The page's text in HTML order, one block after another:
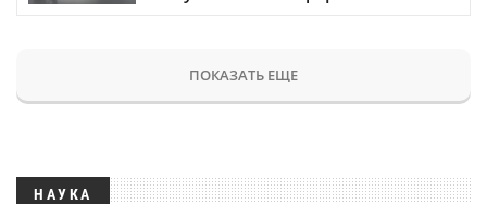
ПОКАЗАТЬ ЕЩЕ
НАУКА